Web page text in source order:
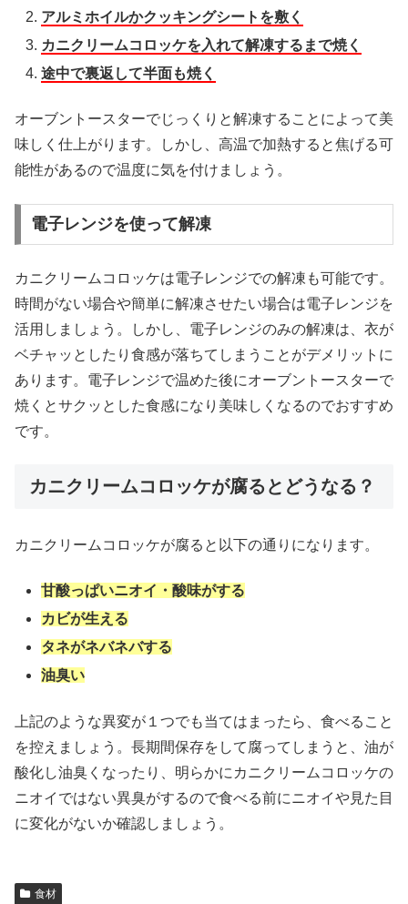
アルミホイルかクッキングシートを敷く
カニクリームコロッケを入れて解凍するまで焼く
途中で裏返して半面も焼く
オーブントースターでじっくりと解凍することによって美
味しく仕上がります。しかし、高温で加熱すると焦げる可
能性があるので温度に気を付けましょう。
電子レンジを使って解凍
カニクリームコロッケは電子レンジでの解凍も可能です。
時間がない場合や簡単に解凍させたい場合は電子レンジを
活用しましょう。しかし、電子レンジのみの解凍は、衣が
ベチャッとしたり食感が落ちてしまうことがデメリットに
あります。電子レンジで温めた後にオーブントースターで
焼くとサクッとした食感になり美味しくなるのでおすすめ
です。
カニクリームコロッケが腐るとどうなる？
カニクリームコロッケが腐ると以下の通りになります。
甘酸っぱいニオイ・酸味がする
カビが生える
タネがネバネバする
油臭い
上記のような異変が１つでも当てはまったら、食べること
を控えましょう。長期間保存をして腐ってしまうと、油が
酸化し油臭くなったり、明らかにカニクリームコロッケの
ニオイではない異臭がするので食べる前にニオイや見た目
に変化がないか確認しましょう。
食材